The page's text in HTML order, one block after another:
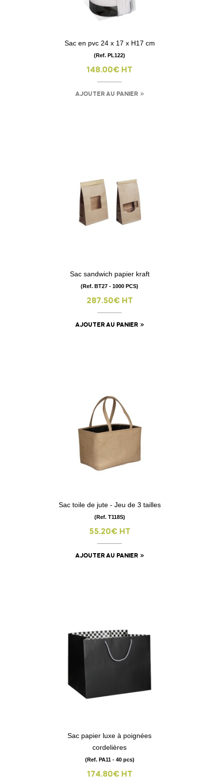
Sac en pvc 24 x 17 x H17 cm
(Ref. PL122)
148.00€ HT
AJOUTER AU PANIER
Sac sandwich papier kraft
(Ref. BT27 - 1000 PCS)
287.50€ HT
AJOUTER AU PANIER
Sac toile de jute - Jeu de 3 tailles
(Ref. T118S)
55.20€ HT
AJOUTER AU PANIER
Sac papier luxe à poignées
cordelières
(Ref. PA11 - 40 pcs)
174.80€ HT